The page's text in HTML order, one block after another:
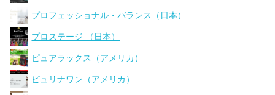
プロフェッショナル・バランス（日本）
プロステージ （日本）
ピュアラックス（アメリカ）
ピュリナワン（アメリカ）